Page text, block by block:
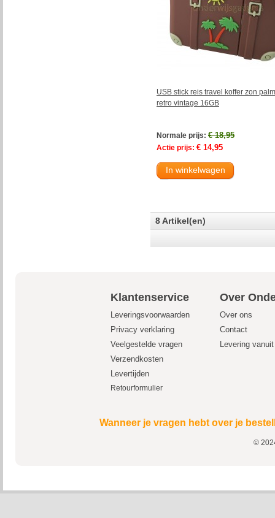
USB stick reis travel koffer zon
retro vintage 16GB
Normale prijs: € 18,95
Actie prijs: € 14,95
In winkelwagen
8 Artikel(en)
Klantenservice Over
Leveringsvoorwaarden
Over ons
Privacy verklaring
Contact
Veelgestelde vragen
Levering
Verzendkosten
Levertijden
Retourformulier
Wanneer je vragen hebt over je
©